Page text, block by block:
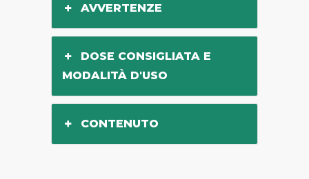
AVVERTENZE
DOSE CONSIGLIATA E
MODALITÀ D'USO
CONTENUTO